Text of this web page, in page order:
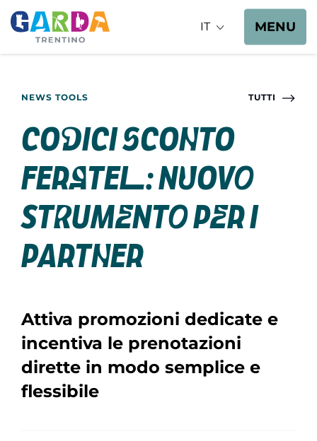
IT MENU
TUTTI
NEWS TOOLS
Codici sconto
Feratel: nuovo
strumento per i
partner
Attiva promozioni dedicate e
incentiva le prenotazioni
dirette in modo semplice e
flessibile